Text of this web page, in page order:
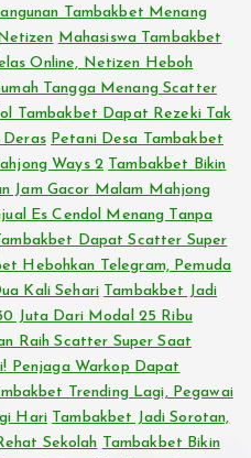
Tambakbet Menang
Mahasiswa Tambakbet
Online, Netizen Heboh
Tangga Menang Scatter
Tambakbet Dapat Rezeki Tak
Deras Petani Desa Tambakbet
Ways 2 Tambakbet Bikin
Jam Gacor Malam Mahjong
Es Cendol Menang Tanpa
Dapat Scatter Super
Hebohkan Telegram, Pemuda
Kali Sehari Tambakbet Jadi
Juta Dari Modal 25 Ribu
Raih Scatter Super Saat
Penjaga Warkop Dapat
Trending Lagi, Pegawai
Hari Tambakbet Jadi Sorotan,
Sekolah Tambakbet Bikin